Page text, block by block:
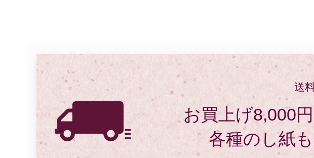
送
お買上げ8,000
各種のし紙